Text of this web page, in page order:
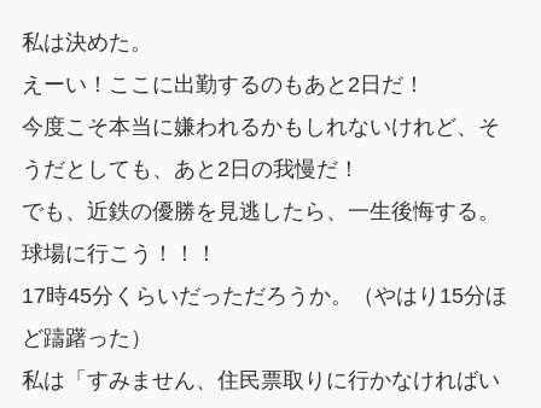
私は決めた。
えーい！ここに出勤するのもあと2日だ！
今度こそ本当に嫌われるかもしれないけれど、そ
うだとしても、あと2日の我慢だ！
でも、近鉄の優勝を見逃したら、一生後悔する。
球場に行こう！！！
17時45分くらいだっただろうか。（やはり15分ほ
ど躊躇った）
私は「すみません、住民票取りに行かなければい